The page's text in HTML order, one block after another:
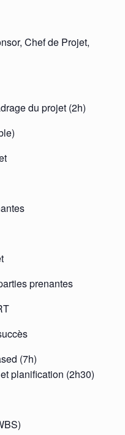
Chef de Projet,
du projet (2h)
prenantes
(7h)
planification (2h30)